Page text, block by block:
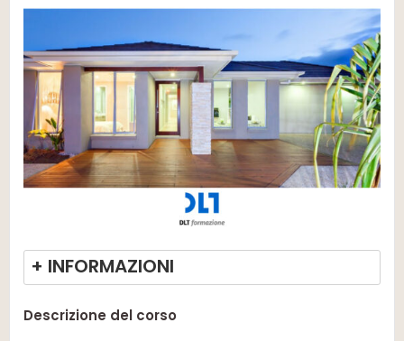
+ INFORMAZIONI
Descrizione del corso